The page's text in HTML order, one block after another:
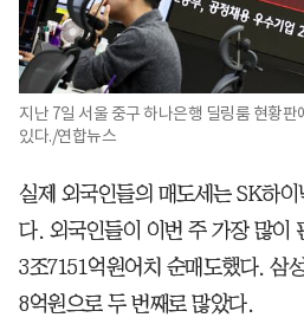
지난 7일 서울 중구 하나은행 딜링룸 현황
있다./연합뉴스
실제 외국인들의 매도세는 SK하
다. 외국인들이 이번 주 가장 많이
3조7151억원어치 순매도했다. 삼
8억원으로 두 번째로 많았다.